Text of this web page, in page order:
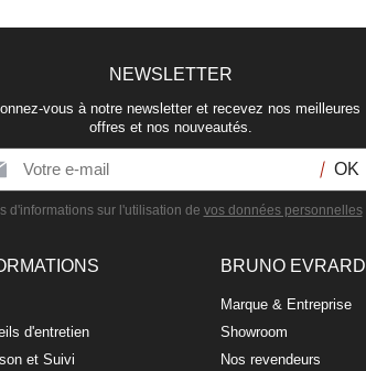
NEWSLETTER
vous à notre newsletter et recevez nos meilleures
offres et nos nouveautés.
d'informations sur l'utilisation de vos données personnelles
d'entretien
et Suivi
BRUNO EVRARD
Marque & Entreprise
Showroom
Nos revendeurs